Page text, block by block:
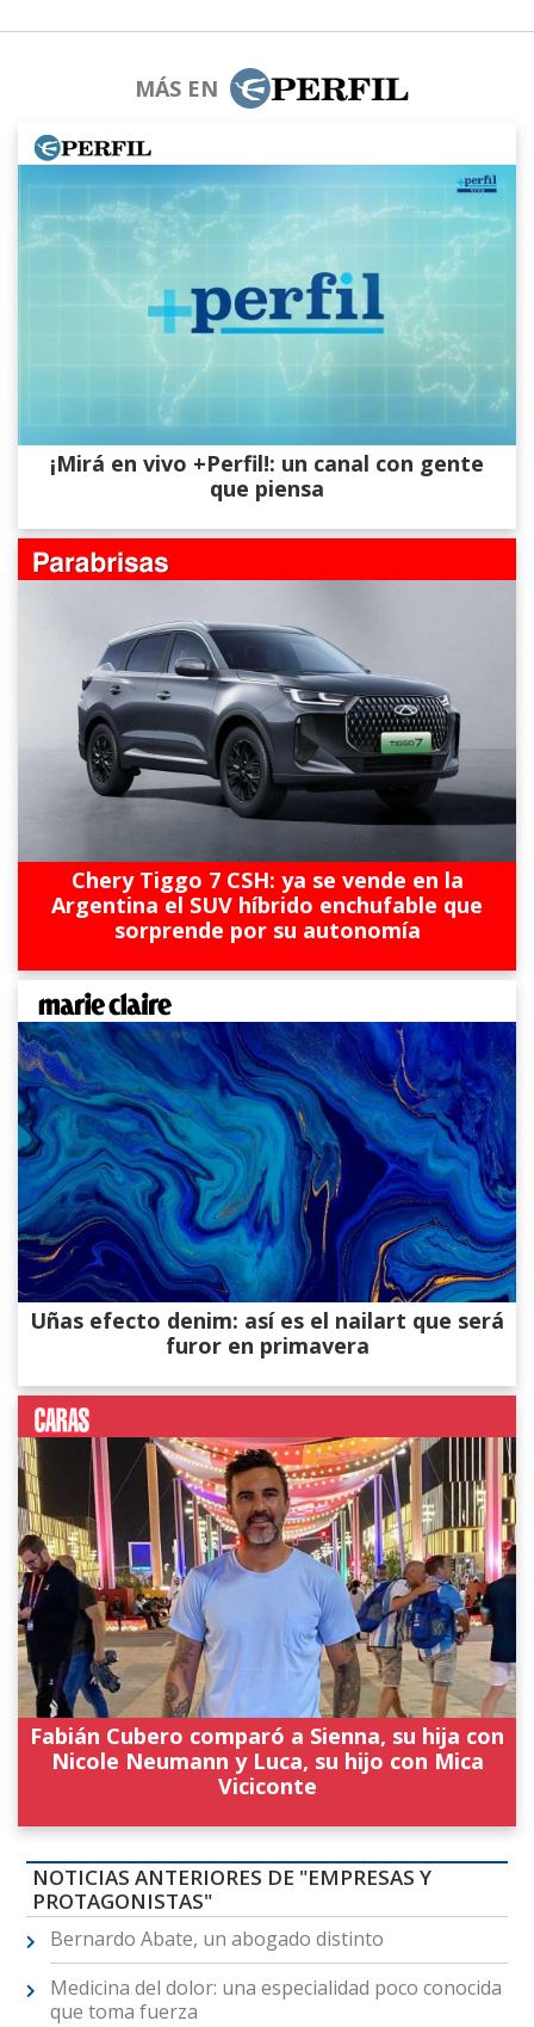
MÁS EN
¡Mirá en vivo +Perfil!: un canal con gente
que piensa
Chery Tiggo 7 CSH: ya se vende en la
Argentina el SUV híbrido enchufable que
sorprende por su autonomía
Uñas efecto denim: así es el nailart que será
furor en primavera
Fabián Cubero comparó a Sienna, su hija con
Nicole Neumann y Luca, su hijo con Mica
Viciconte
NOTICIAS ANTERIORES DE "EMPRESAS Y
PROTAGONISTAS"
Bernardo Abate, un abogado distinto
Medicina del dolor: una especialidad poco conocida
que toma fuerza